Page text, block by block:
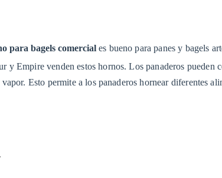
para bagels comerciales bueno para panes y bagels
Empire venden estos hornos. Los panaderos pueden
Esto permite a los panaderos hornear diferentes